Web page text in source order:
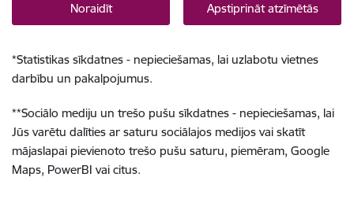
Noraidīt Apstiprināt atzīmētās
*Statistikas sīkdatnes - nepieciešamas, lai uzlabotu vietnes
darbību un pakalpojumus.
**Sociālo mediju un trešo pušu sīkdatnes - nepieciešamas, lai
Jūs varētu dalīties ar saturu sociālajos medijos vai skatīt
mājaslapai pievienoto trešo pušu saturu, piemēram, Google
Maps, PowerBI vai citus.